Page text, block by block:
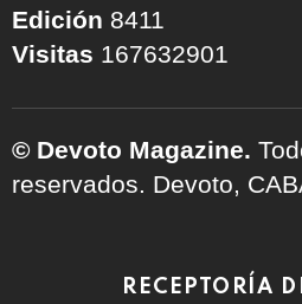
Edición 8411
Visitas 167632901
© Devoto Magazine.
reservados. Devoto,
RECEPTORÍA